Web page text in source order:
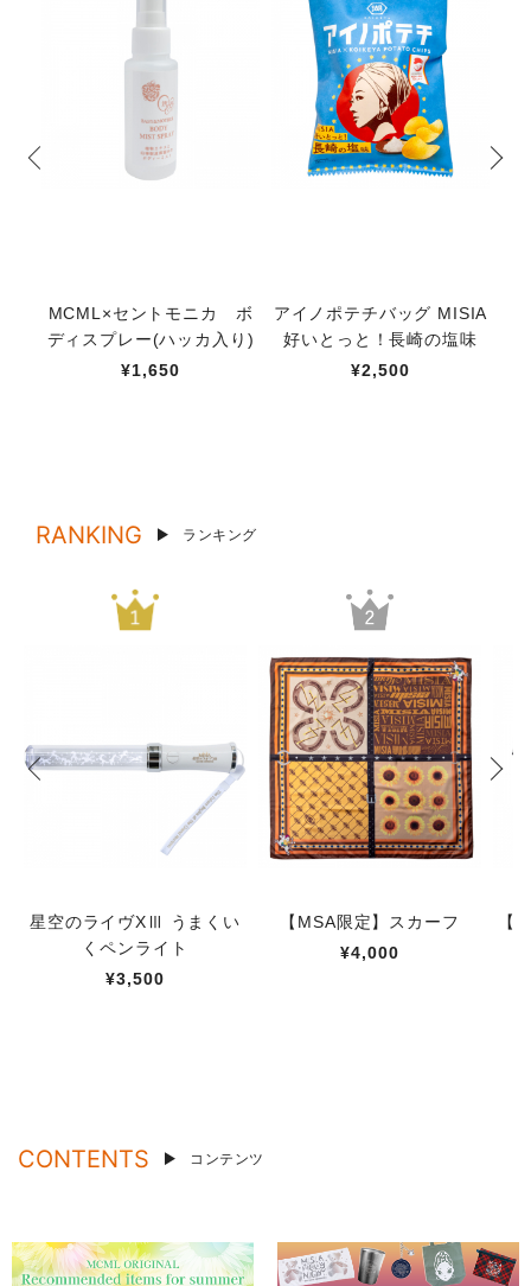
MCML×セントモニカ ボ
ディスプレー(ハッカ入り)
¥1,650
アイノポテチバッグ MISIA
好いとっと！長崎の塩味
¥2,500
RANKING ランキング
星空のライヴXⅢ うまくい
くペンライト
¥3,500
【MSA限定】スカーフ
¥4,000
【
CONTENTS コンテンツ